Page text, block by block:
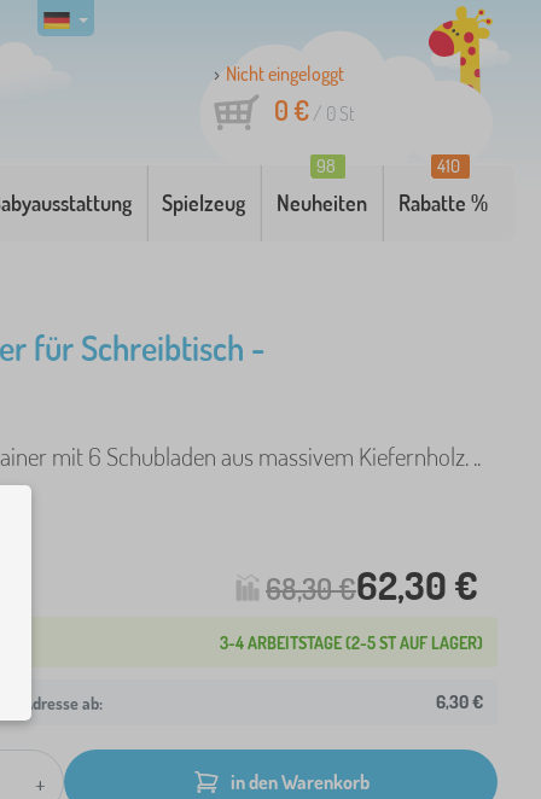
Nicht eingeloggt
0 €/ 0 St
Spielzeug Neuheiten
98
Rabatte %
410
für Schreibtisch -
mit 6 Schubladen aus massivem Kiefernholz. ..
68,30 €62,30 €
3-4 ARBEITSTAGE (2-5 ST AUF LAGER)
Adresse ab: 6,30 €
+ in den Warenkorb